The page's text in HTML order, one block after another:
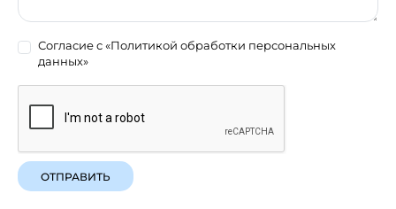
Согласие с«Политикой обработки персональных
данных»
ОТПРАВИТЬ